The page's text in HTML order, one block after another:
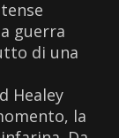
guerra
di una
Healey
la